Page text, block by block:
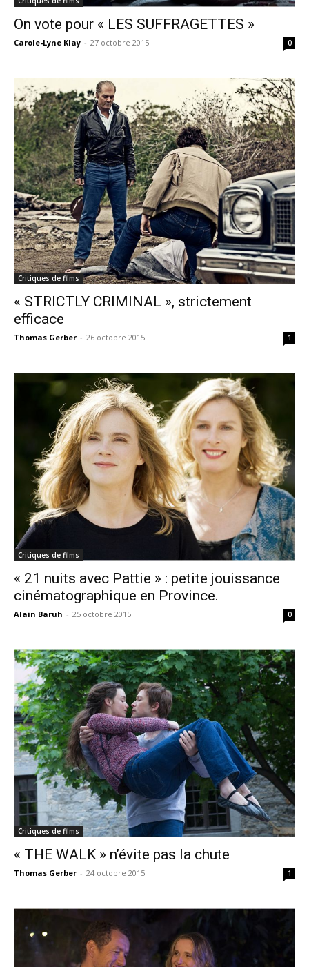
On vote pour « LES SUFFRAGETTES »
Carole-Lyne Klay - 27 octobre 2015 0
Critiques de films
« STRICTLY CRIMINAL », strictement
efficace
Thomas Gerber - 26 octobre 2015 1
Critiques de films
« 21 nuits avec Pattie » : petite jouissance
cinématographique en Province.
Alain Baruh - 25 octobre 2015 0
Critiques de films
« THE WALK » n’évite pas la chute
Thomas Gerber - 24 octobre 2015 1